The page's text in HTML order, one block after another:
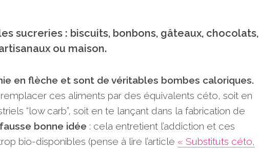
sucreries : biscuits, bonbons, gâteaux, chocolats,
ou maison.
en flèche et sont de véritables bombes caloriques.
ces aliments par des équivalents céto, soit en
“low carb”, soit en te lançant dans la fabrication de
fausse bonne idée : cela entretient l’addiction et ces
bio-disponibles (pense à lire l’article « Substituts céto,